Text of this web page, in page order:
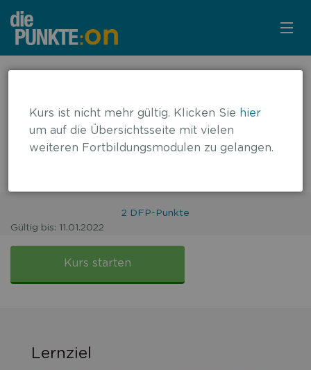
KURSÜBERSICHT
LOGIN
KOSTENLOS ANMELDEN
Immuntherapie bei
fortgeschrittenem
Urothelkarzinom am Beispiel
2 DFP-Punkte
Gültig bis: 11.01.2022
Immuntherapie
Kurs starten
Lernziel
Kurs ist nicht mehr gültig. Klicken Sie hier
um auf die Übersichtsseite mit vielen
weiteren Fortbildungsmodulen zu gelangen.